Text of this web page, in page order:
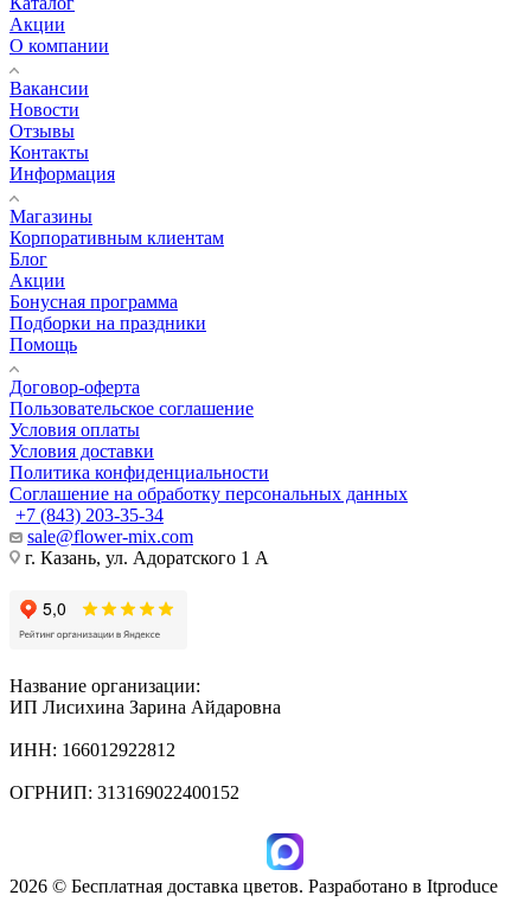
Акции
О компании
Вакансии
Новости
Отзывы
Контакты
Информация
Магазины
Корпоративным клиентам
Блог
Акции
Бонусная программа
Подборки на праздники
Помощь
Договор-оферта
Пользовательское соглашение
Условия оплаты
Условия доставки
Политика конфиденциальности
Соглашение на обработку персональных данных
+7 (843) 203-35-34
sale@flower-mix.com
г. Казань, ул. Адоратского 1 А
Название организации:
ИП Лисихина Зарина Айдаровна
ИНН: 166012922812
ОГРНИП: 313169022400152
2026 © Бесплатная доставка цветов. Разработано в Itproduce